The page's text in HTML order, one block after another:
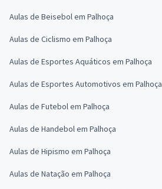
Aulas de Beisebol em Palhoça
Aulas de Ciclismo em Palhoça
Aulas de Esportes Aquáticos em Palhoça
Aulas de Esportes Automotivos em Palhoça
Aulas de Futebol em Palhoça
Aulas de Handebol em Palhoça
Aulas de Hipismo em Palhoça
Aulas de Natação em Palhoça